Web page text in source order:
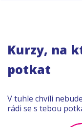
Kurzy, na
potkat
V tuhle chvíli
rádi se s tebou